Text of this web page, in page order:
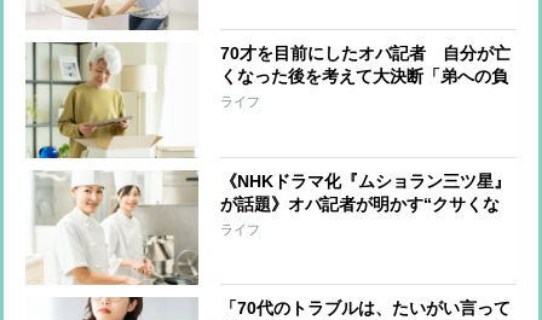
70才を目前にしたオバ記者 自分が亡
くなった後を考えて大決断「弟への負
担は最小限にしたい」と“この世の荷
ライフ
《NHKドラマ化『ムショラン三ツ星』
が話題》オバ記者が明かす“クサくな
いメシ”を作る管理栄養士の話、そし
ライフ
「70代のトラブルは、たいがい言って